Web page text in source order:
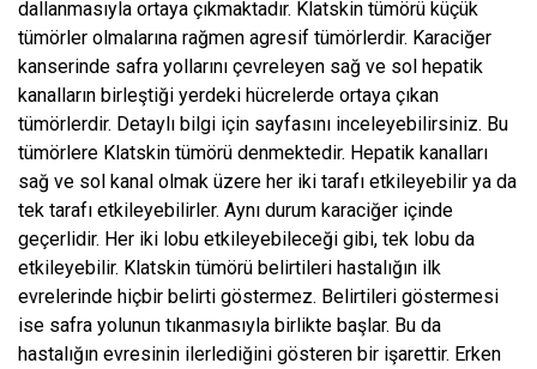
dallanmasıyla ortaya çıkmaktadır. Klatskin tümörü küçük
tümörler olmalarına rağmen agresif tümörlerdir. Karaciğer
kanserinde safra yollarını çevreleyen sağ ve sol hepatik
kanalların birleştiği yerdeki hücrelerde ortaya çıkan
tümörlerdir. Detaylı bilgi için sayfasını inceleyebilirsiniz. Bu
tümörlere Klatskin tümörü denmektedir. Hepatik kanalları
sağ ve sol kanal olmak üzere her iki tarafı etkileyebilir ya da
tek tarafı etkileyebilirler. Aynı durum karaciğer içinde
geçerlidir. Her iki lobu etkileyebileceği gibi, tek lobu da
etkileyebilir. Klatskin tümörü belirtileri hastalığın ilk
evrelerinde hiçbir belirti göstermez. Belirtileri göstermesi
ise safra yolunun tıkanmasıyla birlikte başlar. Bu da
hastalığın evresinin ilerlediğini gösteren bir işarettir. Erken